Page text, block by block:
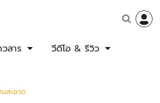
สาร
วีดีโอ & รีวิว
สะอาด